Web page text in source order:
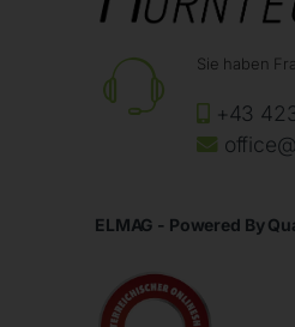
Sie haben
+43
ELMAG - Powered By